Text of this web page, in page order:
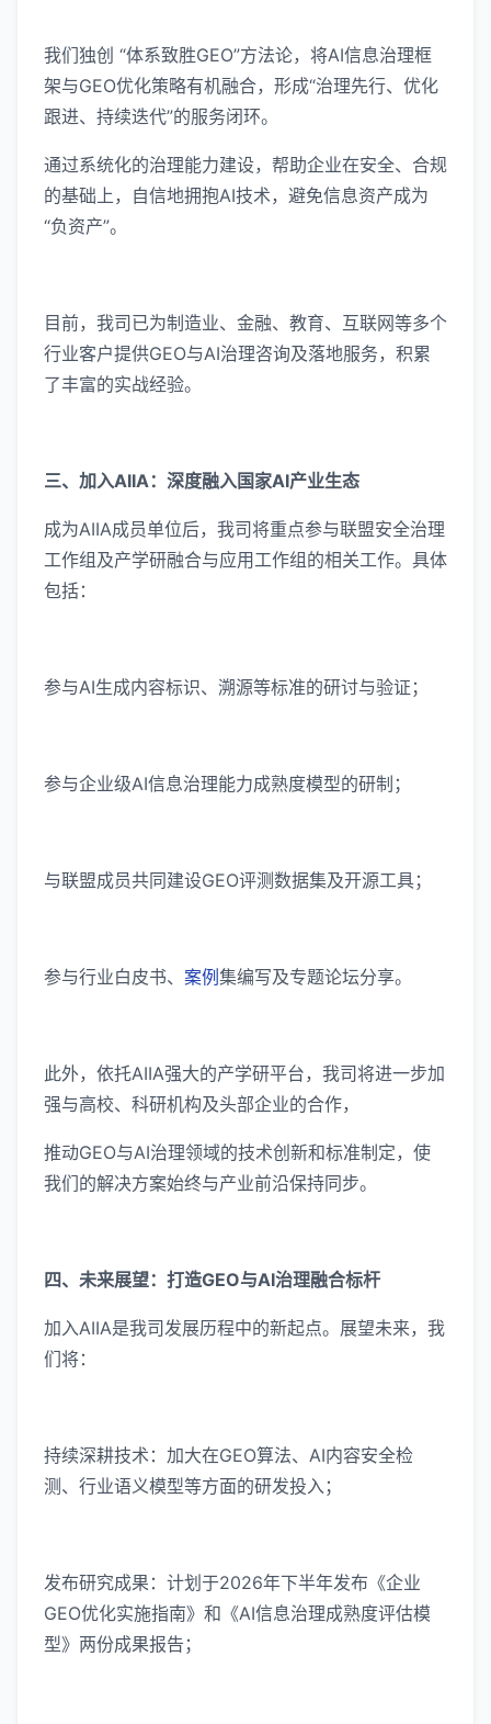
我们独创 “体系致胜GEO”方法论，将AI信息治理框
架与GEO优化策略有机融合，形成“治理先行、优化
跟进、持续迭代”的服务闭环。
通过系统化的治理能力建设，帮助企业在安全、合规
的基础上，自信地拥抱AI技术，避免信息资产成为
“负资产”。
目前，我司已为制造业、金融、教育、互联网等多个
行业客户提供GEO与AI治理咨询及落地服务，积累
了丰富的实战经验。
三、加入AIIA：深度融入国家AI产业生态
成为AIIA成员单位后，我司将重点参与联盟安全治理
工作组及产学研融合与应用工作组的相关工作。具体
包括：
参与AI生成内容标识、溯源等标准的研讨与验证；
参与企业级AI信息治理能力成熟度模型的研制；
与联盟成员共同建设GEO评测数据集及开源工具；
参与行业白皮书、 案例 集编写及专题论坛分享。
此外，依托AIIA强大的产学研平台，我司将进一步加
强与高校、科研机构及头部企业的合作，
推动GEO与AI治理领域的技术创新和标准制定，使
我们的解决方案始终与产业前沿保持同步。
四、未来展望：打造GEO与AI治理融合标杆
加入AIIA是我司发展历程中的新起点。展望未来，我
们将：
持续深耕技术：加大在GEO算法、AI内容安全检
测、行业语义模型等方面的研发投入；
发布研究成果：计划于2026年下半年发布《企业
GEO优化实施指南》和《AI信息治理成熟度评估模
型》两份成果报告；